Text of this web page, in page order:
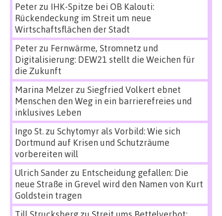
Peterzu IHK-Spitze bei OB Kalouti:
Rückendeckung im Streit um neue
Wirtschaftsflächen der Stadt
Peterzu Fernwärme, Stromnetz und
Digitalisierung: DEW21 stellt die Weichen für
die Zukunft
Marina Melzerzu Siegfried Volkert ebnet
Menschen den Weg in ein barrierefreies und
inklusives Leben
Ingo St.zu Schytomyr als Vorbild: Wie sich
Dortmund auf Krisen und Schutzräume
vorbereiten will
Ulrich Sanderzu Entscheidung gefallen: Die
neue Straße in Grevel wird den Namen von Kurt
Goldstein tragen